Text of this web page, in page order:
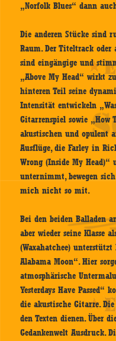
„Norfolk Blues“ dann
Die anderen Stücke sind
Raum. Der Titeltrack oder
sind eingängige und
„Above My Head“ wirkt
hinteren Teil seine
Intensität entwickeln
Gitarrenspiel sowie „How
akustischen und opulent
Ausflüge, die Farley in
Wrong (Inside My Head)“
unternimmt, bewegen
mich nicht so mit.
Bei den beiden Balladen
aber wieder seine Klasse
(Waxahatchee)
Alabama Moon“. Hier
atmosphärische
Yesterdays Have
die akustische Gitarre.
den Texten dienen. Über
Gedankenwelt Ausdruck.